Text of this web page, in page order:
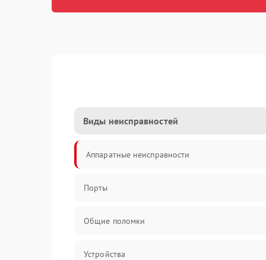
Виды неисправностей
Аппаратные неисправности
Порты
Общие поломки
Устройства